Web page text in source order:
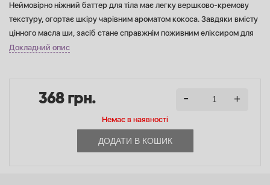
Неймовірно ніжний баттер для тіла має легку вершково-кремову
текстуру, огортає шкіру чарівним ароматом кокоса. Завдяки вмісту
цінного масла ши, засіб стане справжнім поживним еліксиром для
тіла. Кокосовий баттер подарує ультра-живлення і зволоження
Докладний опис
368 грн.
Немає в наявностi
ДОДАТИ В КОШИК